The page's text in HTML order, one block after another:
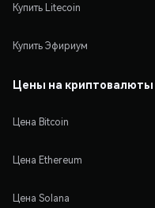
Купить Litecoin
Купить Эфириум
Цены на криптовалюты
Цена Bitcoin
Цена Ethereum
Цена Solana